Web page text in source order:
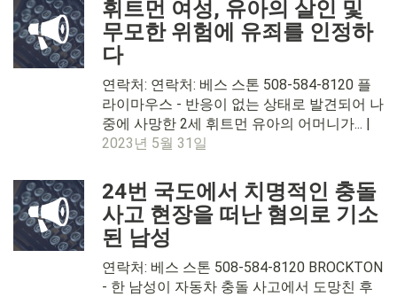
휘트먼 여성, 유아의 살인 및
무모한 위험에 유죄를 인정하
다
연락처: 연락처: 베스 스톤 508-584-8120 플
라이마우스 - 반응이 없는 상태로 발견되어 나
중에 사망한 2세 휘트먼 유아의 어머니가... |
2023년 5월 31일
24번 국도에서 치명적인 충돌
사고 현장을 떠난 혐의로 기소
된 남성
연락처: 베스 스톤 508-584-8120 BROCKTON
- 한 남성이 자동차 충돌 사고에서 도망친 후